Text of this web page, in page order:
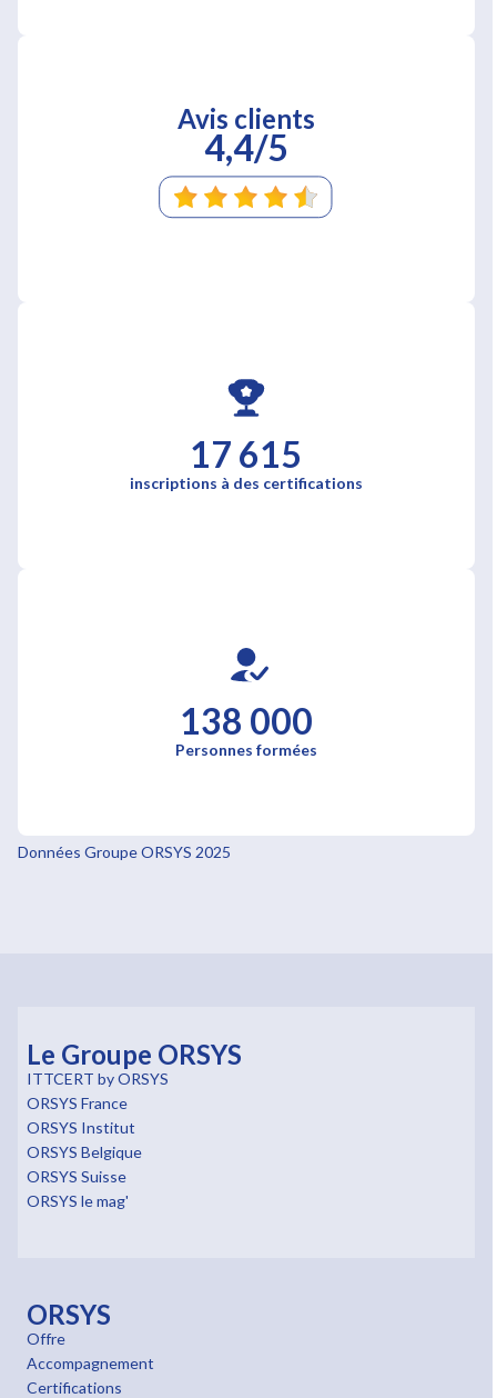
Avis clients
4,4/5
17 615
inscriptions à des certifications
138 000
Personnes formées
Données Groupe ORSYS 2025
Le Groupe ORSYS
ITTCERT by ORSYS
ORSYS France
ORSYS Institut
ORSYS Belgique
ORSYS Suisse
ORSYS le mag'
ORSYS
Offre
Accompagnement
Certifications